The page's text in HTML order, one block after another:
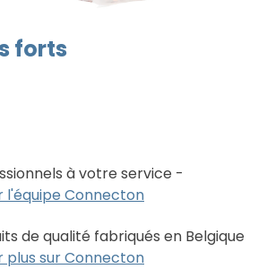
forts
à votre service -
Connecton
de qualité fabriqués en Belgique
plus sur Connecton